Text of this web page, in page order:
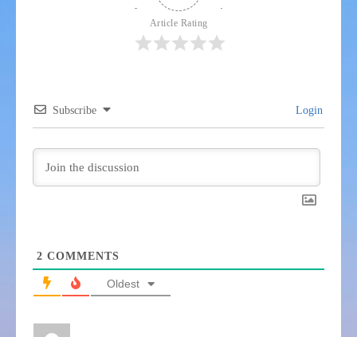
Article Rating
Subscribe Login
2 COMMENTS
Oldest